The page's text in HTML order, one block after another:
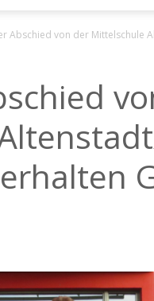
Abschied von der Mittelschule